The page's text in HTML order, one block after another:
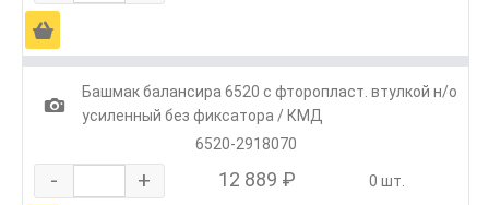
Ä
1
Башмак балансира 6520 с фторопласт. втулкой н/о
усиленный без фиксатора / КМД
6520-2918070
- + 12 889 ₽ 0 шт.